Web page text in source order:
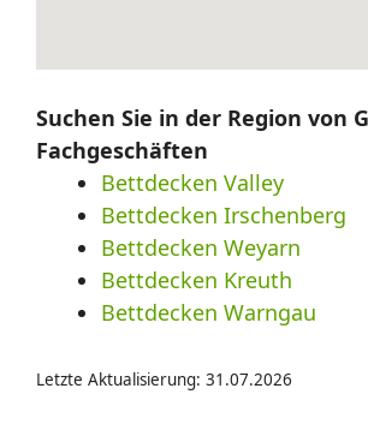
Suchen Sie in der Region von
Fachgeschäften
Bettdecken Valley
Bettdecken Irschenberg
Bettdecken Weyarn
Bettdecken Kreuth
Bettdecken Warngau
Letzte Aktualisierung: 31.07.2026